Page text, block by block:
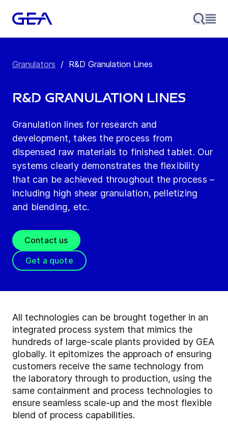
Granulators / R&D Granulation Lines
R&D Granulation Lines
Granulation lines for research and
development, takes the process from
dispensed raw materials to finished tablet. Our
systems clearly demonstrates the flexibility
that can be achieved throughout the process –
including high shear granulation, pelletizing
and blending, etc.
Contact us
Get a quote
All technologies can be brought together in an
integrated process system that mimics the
hundreds of large-scale plants provided by GEA
globally. It epitomizes the approach of ensuring
customers receive the same technology from
the laboratory through to production, using the
same containment and process technologies to
ensure seamless scale-up and the most flexible
blend of process capabilities.